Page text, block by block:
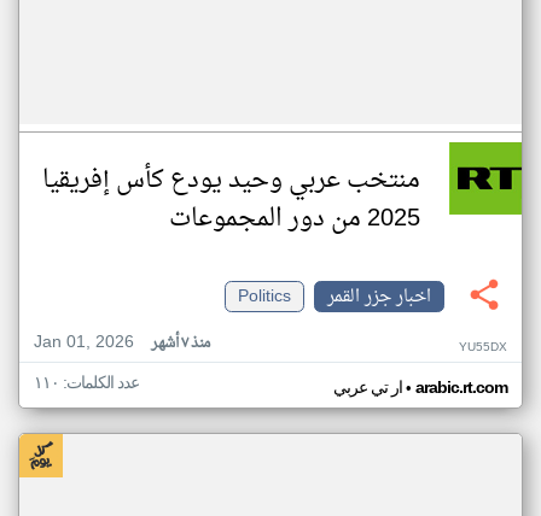
منتخب عربي وحيد يودع كأس إفريقيا
2025 من دور المجموعات
اخبار جزر القمر
Politics
Jan 01, 2026
منذ ٧ أشهر YU55DX
ار تي عربي• arabic.rt.com عدد الكلمات: ١١٠